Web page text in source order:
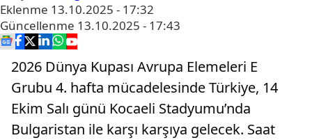
Eklenme 13.10.2025 - 17:32
Güncellenme 13.10.2025 - 17:43
2026 Dünya Kupası Avrupa Elemeleri E
Grubu 4. hafta mücadelesinde Türkiye, 14
Ekim Salı günü Kocaeli Stadyumu’nda
Bulgaristan ile karşı karşıya gelecek. Saat